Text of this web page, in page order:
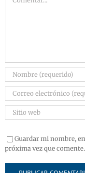
Guardar mi nombre,
próxima vez que comente.